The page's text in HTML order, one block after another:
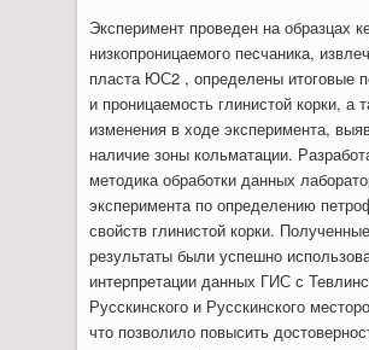
Эксперимент проведен на образцах
низкопроницаемого песчаника,
пласта ЮС2 , определены итоговые
и проницаемость глинистой корки, а
изменения в ходе эксперимента,
наличие зоны кольматации.
методика обработки данных
эксперимента по определению
свойств глинистой корки. Полученные
результаты были успешно
интерпретации данных ГИС с
Русскинского и Русскинского
что позволило повысить